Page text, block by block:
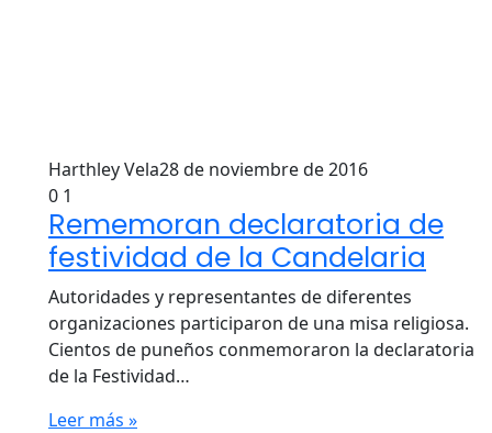
Harthley Vela28 de noviembre de 2016
0 1
Rememoran declaratoria de
festividad de la Candelaria
Autoridades y representantes de diferentes
organizaciones participaron de una misa religiosa.
Cientos de puneños conmemoraron la declaratoria
de la Festividad…
Leer más »